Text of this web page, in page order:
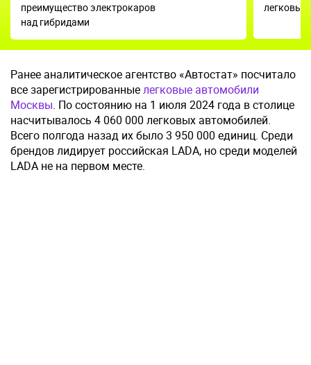
преимущество электрокаров
над гибридами
Ранее аналитическое агентство «Автостат» посчитало
все зарегистрированныелегковые автомобили
Москвы. По состоянию на 1 июля 2024 года в столице
насчитывалось 4 060 000 легковых автомобилей.
Всего полгода назад их было 3 950 000 единиц. Среди
брендов лидирует российская LADA, но среди моделей
LADA не на первом месте.